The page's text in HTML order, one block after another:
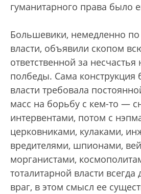
гуманитарного права было
Большевики, немедленно
власти, объявили скопом
ответственной за
полбеды. Сама конструкция
власти требовала
масс на борьбу с кем-то —
интервентами, потом с
церковниками, кулаками,
вредителями, шпионами,
морганистами,
тоталитарной власти
враг, в этом смысл ее